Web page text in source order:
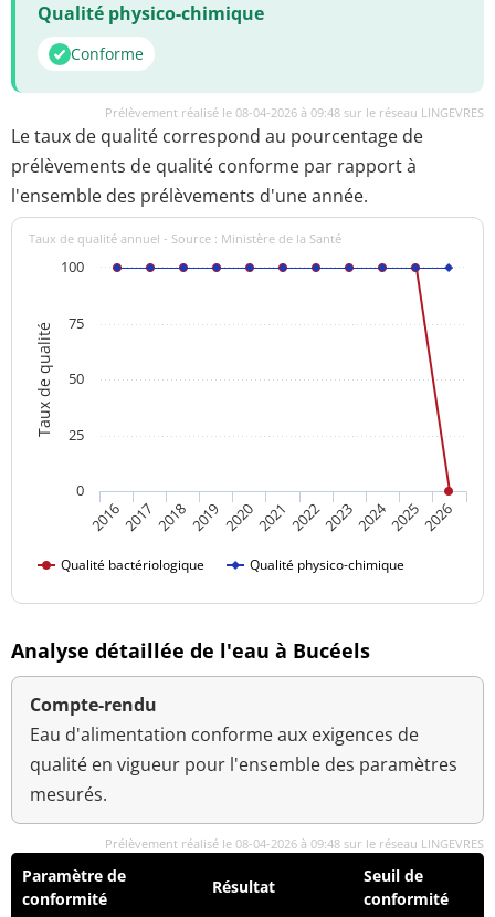
Qualité physico-chimique
Conforme
Prélèvement réalisé le 08-04-2026 à 09:48 sur le réseau LINGEVRES
Le taux de qualité correspond au pourcentage de
prélèvements de qualité conforme par rapport à
l'ensemble des prélèvements d'une année.
Taux de qualité
Taux de qualité annuel - Source : Ministère de la Santé
Qualité bactériologique Qualité physico-chimique
20162017 201820192020202120222023202420252026
0
25
50
75
100
Analyse détaillée de l'eau à Bucéels
Compte-rendu
Eau d'alimentation conforme aux exigences de
qualité en vigueur pour l'ensemble des paramètres
mesurés.
Prélèvement réalisé le 08-04-2026 à 09:48 sur le réseau LINGEVRES
Paramètre de
conformité
Résultat
Seuil de
conformité